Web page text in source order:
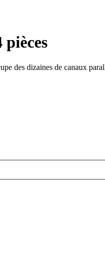
pièces
des dizaines de canaux